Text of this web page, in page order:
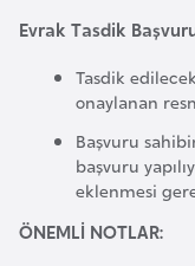
Evrak Tasdik
Tasdik
onaylanan
Başvuru
başvuru
eklenmesi
ÖNEMLİ NOTLAR:
l
B